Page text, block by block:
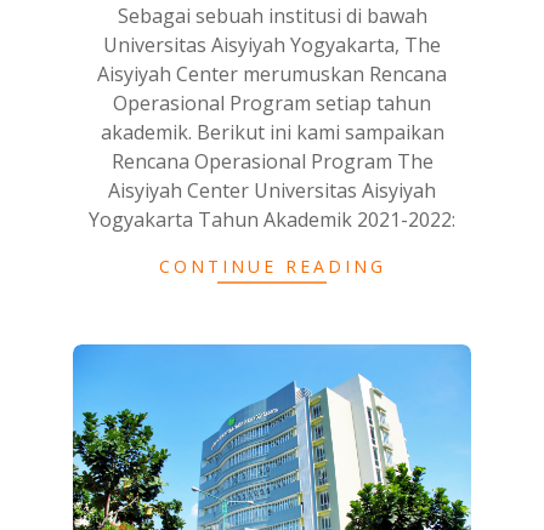
Sebagai sebuah institusi di bawah
Universitas Aisyiyah Yogyakarta, The
Aisyiyah Center merumuskan Rencana
Operasional Program setiap tahun
akademik. Berikut ini kami sampaikan
Rencana Operasional Program The
Aisyiyah Center Universitas Aisyiyah
Yogyakarta Tahun Akademik 2021-2022:
CONTINUE READING